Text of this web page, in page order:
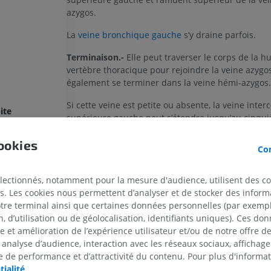
droite
azygos.
La veine bronchique gauche s’y draine parfois.
Terminaison.- Elle peut traverser le corps de la
vertèbre thoracique pour rejoindre la veine
également se terminer dans la veine hémi-azygos.
Si cette veine est petite ou absente, la veine
supérieure gauche peut s’étendre jusqu’au
En cas d’obstruction de la veine cave supérieure,
maintenir la circulation veineuse en connectant la
supérieure à la veine cave inférieure. Elles
également avec les veines iliaques communes via
lombaires ascendantes et de nombreux affluents
cave inférieure.
La définition est incorrecte/
MEMBRE SUPÉRIEUR MEMBRE INFÉRIEUR
notamment pour la mesure d'audience, utilisent des
Les cookies nous permettent d’analyser et de stocker des
terminal ainsi que certaines données personnelles (par
d’utilisation ou de géolocalisation, identifiants uniques). Ces
et amélioration de l’expérience utilisateur et/ou de notre offre
d’audience, interaction avec les réseaux sociaux,
de performance et d’attractivité du contenu. Pour plus